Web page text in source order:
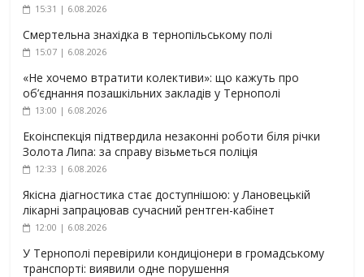
15:31 | 6.08.2026
Смертельна знахідка в тернопільському полі
15:07 | 6.08.2026
«Не хочемо втратити колективи»: що кажуть про
об’єднання позашкільних закладів у Тернополі
13:00 | 6.08.2026
Екоінспекція підтвердила незаконні роботи біля річки
Золота Липа: за справу візьметься поліція
12:33 | 6.08.2026
Якісна діагностика стає доступнішою: у Лановецькій
лікарні запрацював сучасний рентген-кабінет
12:00 | 6.08.2026
У Тернополі перевірили кондиціонери в громадському
транспорті: виявили одне порушення